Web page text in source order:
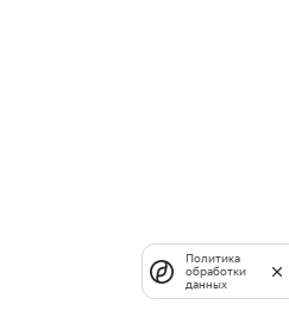
Политика
обработки
данных